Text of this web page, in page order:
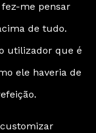
me pensar
de tudo.
utilizador que é
ele haveria de